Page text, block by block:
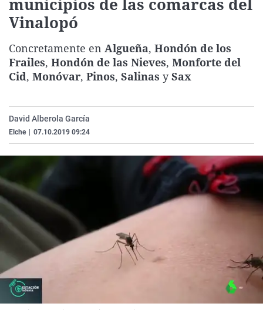
La rosa de los vientos
Como el perro y el
Caso
Equipo de
Operación Viuda
Extremadura
La Rioja
Navarra
Virales
Elecciones
Vinalopó
Concretamente en Algueña, Hondón de los
Frailes, Hondón de las Nieves, Monforte del
Cid, Monóvar, Pinos, Salinas ySax
David Alberola García
Elche 07.10.2019 09:24